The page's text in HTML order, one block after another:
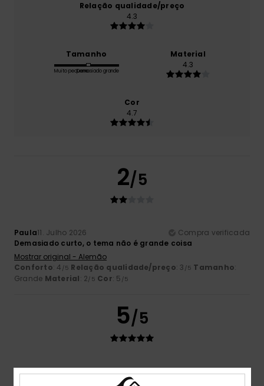
Relação qualidade/preço
4.3
Tamanho
Muito pequenoDemasiado grande
Material
4.3
Cor
4.7
2/5
Paula11. Julho 2026
Compra verificada
Demasiado curto, o tema não é grande coisa
Mostrar original - Alemão
Conforto: 4 /5 Relação qualidade/preço: 3 /5 Tamanho:
Grande Material: 2/5 Cor: 5 /5
5/5
Beatriz7. Julho 2026
Compra verificada